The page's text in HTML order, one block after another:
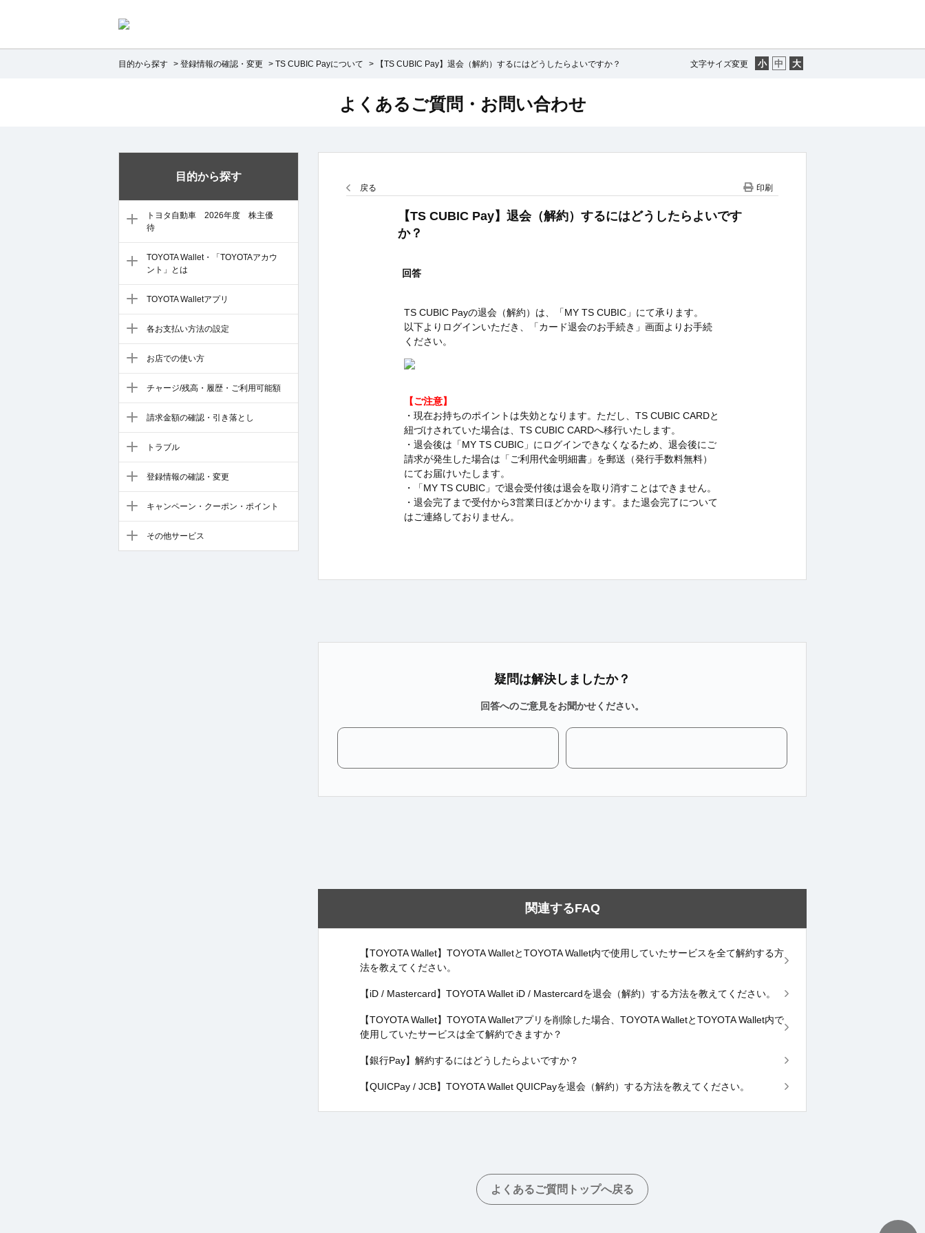
文字サイズ変更
目的から探す > 登録情報の確認・変更 > TS CUBIC Payについて > 【TS CUBIC Pay】退会（解約）するにはどうしたらよいですか？
目的から探す
トヨタ自動車 2026年度 株主優
待
TOYOTA Wallet・「TOYOTAアカウ
ント」とは
TOYOTA Walletアプリ
各お支払い方法の設定
お店での使い方
チャージ/残高・履歴・ご利用可能額
請求金額の確認・引き落とし
トラブル
登録情報の確認・変更
キャンペーン・クーポン・ポイント
その他サービス
よくあるご質問・お問い合わせ
戻る 印刷
【TS CUBIC Pay】退会（解約）するにはどうしたらよいです
か？
回答
TS CUBIC Payの退会（解約）は、「MY TS CUBIC」にて承ります。
以下よりログインいただき、「カード退会のお手続き」画面よりお手続
ください。
【ご注意】
・現在お持ちのポイントは失効となります。ただし、TS CUBIC CARDと
紐づけされていた場合は、TS CUBIC CARDへ移行いたします。
・退会後は「MY TS CUBIC」にログインできなくなるため、退会後にご
請求が発生した場合は「ご利用代金明細書」を郵送（発行手数料無料）
にてお届けいたします。
・「MY TS CUBIC」で退会受付後は退会を取り消すことはできません。
・退会完了まで受付から3営業日ほどかかります。また退会完了について
はご連絡しておりません。
疑問は解決しましたか？
回答へのご意見をお聞かせください。
関連するFAQ
【TOYOTA Wallet】TOYOTA WalletとTOYOTA Wallet内で使用していたサービスを全て解約する方
法を教えてください。
【iD / Mastercard】TOYOTA Wallet iD / Mastercardを退会（解約）する方法を教えてください。
【TOYOTA Wallet】TOYOTA Walletアプリを削除した場合、TOYOTA WalletとTOYOTA Wallet内で
使用していたサービスは全て解約できますか？
【銀行Pay】解約するにはどうしたらよいですか？
【QUICPay / JCB】TOYOTA Wallet QUICPayを退会（解約）する方法を教えてください。
よくあるご質問トップへ戻る
TOPへ